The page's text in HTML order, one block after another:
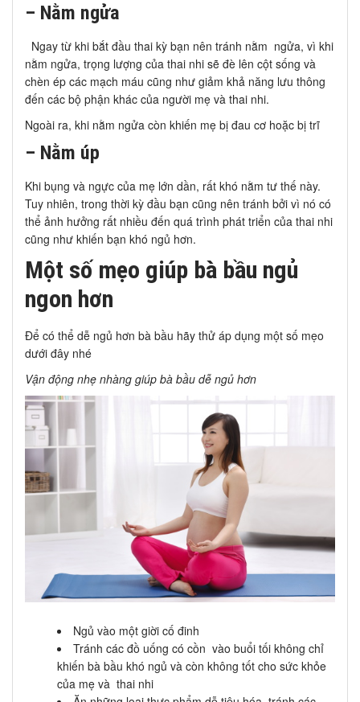
– Nằm ngửa
Ngay từ khi bắt đầu thai kỳ bạn nên tránh nằm ngửa, vì khi
nằm ngửa, trọng lượng của thai nhi sẽ đè lên cột sống và
chèn ép các mạch máu cũng như giảm khả năng lưu thông
đến các bộ phận khác của người mẹ và thai nhi.
Ngoài ra, khi nằm ngửa còn khiến mẹ bị đau cơ hoặc bị trĩ
– Nằm úp
Khi bụng và ngực của mẹ lớn dần, rất khó nằm tư thế này.
Tuy nhiên, trong thời kỳ đầu bạn cũng nên tránh bởi vì nó có
thể ảnh hưởng rất nhiều đến quá trình phát triển của thai nhi
cũng như khiến bạn khó ngủ hơn.
Một số mẹo giúp bà bầu ngủ
ngon hơn
Để có thể dễ ngủ hơn bà bầu hãy thử áp dụng một số mẹo
dưới đây nhé
Vận động nhẹ nhàng giúp bà bầu dễ ngủ hơn
Ngủ vào một giời cố đinh
Tránh các đồ uống có cồn vào buổi tối không chỉ
khiến bà bầu khó ngủ và còn không tốt cho sức khỏe
của mẹ và thai nhi